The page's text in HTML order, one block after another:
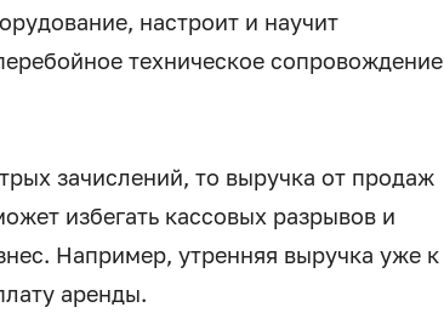
настроит и научит
техническое сопровождение
зачислений, то выручка от продаж
избегать кассовых разрывов и
Например, утренняя выручка уже к
аренды.